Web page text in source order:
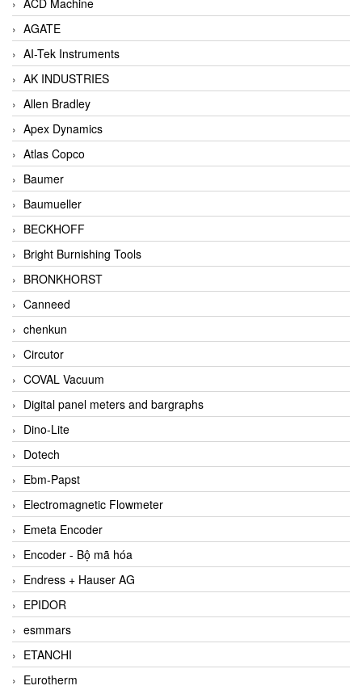
AGATE
AI-Tek Instruments
AK INDUSTRIES
Allen Bradley
Apex Dynamics
Atlas Copco
Baumer
Baumueller
BECKHOFF
Bright Burnishing Tools
BRONKHORST
Canneed
chenkun
Circutor
COVAL Vacuum
Digital panel meters and bargraphs
Dino-Lite
Dotech
Ebm-Papst
Electromagnetic Flowmeter
Emeta Encoder
Encoder - Bộ mã hóa
Endress + Hauser AG
EPIDOR
esmmars
ETANCHI
Eurotherm